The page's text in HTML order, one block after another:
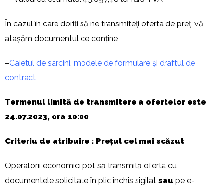
În cazul în care doriți să ne transmiteți oferta de preț, vă
atașăm documentul ce conține
–Caietul de sarcini, modele de formulare și draftul de
contract
Termenul limită de transmitere a ofertelor este
24.07.2023, ora 10:00
Criteriu de atribuire : Prețul cel mai scăzut
Operatorii economici pot să transmită oferta cu
documentele solicitate în plic închis sigilat sau pe e-